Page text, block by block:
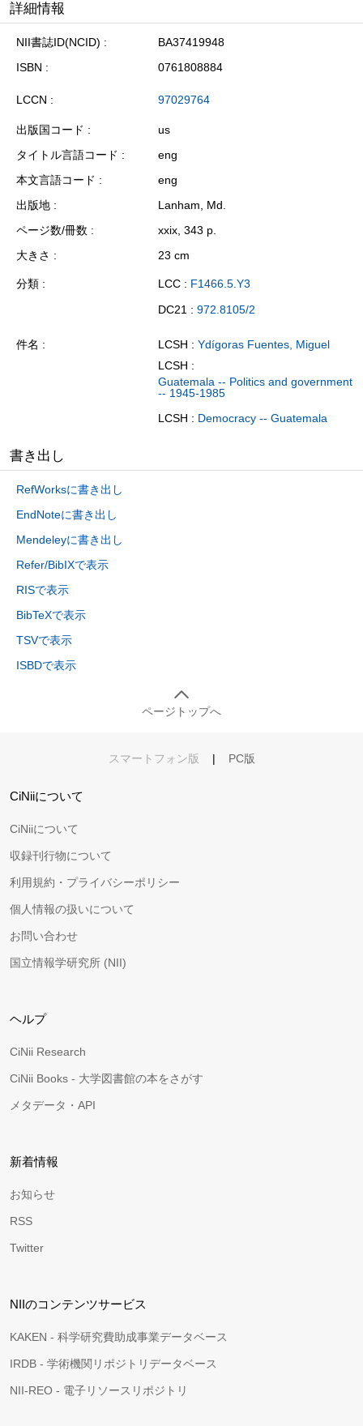
詳細情報
NII書誌ID(NCID)
BA37419948
ISBN
0761808884
LCCN 97029764
出版国コード
us
タイトル言語コード
eng
本文言語コード
eng
出版地
Lanham, Md.
ページ数/冊数
xxix, 343 p.
大きさ
23 cm
分類 LCC : F1466.5.Y3
DC21 : 972.8105/2
件名 LCSH : Ydígoras Fuentes, Miguel
LCSH :
Guatemala -- Politics and government
-- 1945-1985
LCSH : Democracy -- Guatemala
書き出し
RefWorksに書き出し
EndNoteに書き出し
Mendeleyに書き出し
Refer/BibIXで表示
RISで表示
BibTeXで表示
TSVで表示
ISBDで表示
ページトップへ
スマートフォン版 | PC版
CiNiiについて
CiNiiについて
収録刊行物について
利用規約・プライバシーポリシー
個人情報の扱いについて
お問い合わせ
国立情報学研究所 (NII)
ヘルプ
CiNii Research
CiNii Books - 大学図書館の本をさがす
メタデータ・API
新着情報
お知らせ
RSS
Twitter
NIIのコンテンツサービス
KAKEN - 科学研究費助成事業データベース
IRDB - 学術機関リポジトリデータベース
NII-REO - 電子リソースリポジトリ